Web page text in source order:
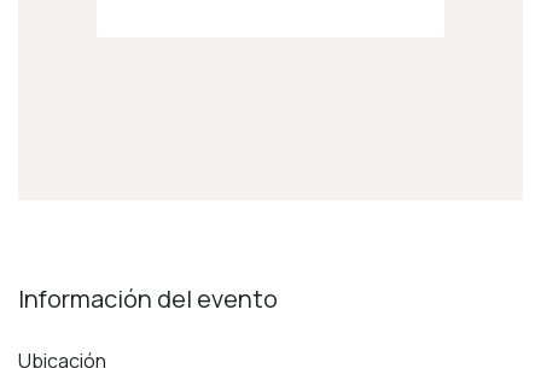
Información del evento
Ubicación